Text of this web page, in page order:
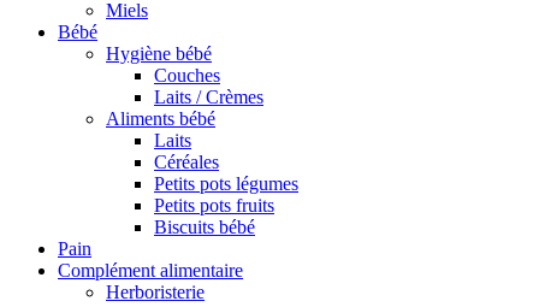
Miels
Bébé
Hygiène bébé
Couches
Laits / Crèmes
Aliments bébé
Laits
Céréales
Petits pots légumes
Petits pots fruits
Biscuits bébé
Pain
Complément alimentaire
Herboristerie